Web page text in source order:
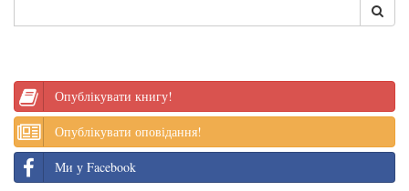
Опублікувати книгу!
Опублікувати оповідання!
Ми у Facebook